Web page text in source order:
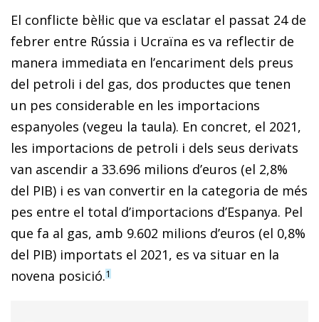
El conflicte bèl·lic que va esclatar el passat 24 de
febrer entre Rússia i Ucraïna es va reflectir de
manera immediata en l’encariment dels preus
del petroli i del gas, dos productes que tenen
un pes considerable en les importacions
espanyoles (vegeu la taula). En concret, el 2021,
les importacions de petroli i dels seus derivats
van ascendir a 33.696 milions d’euros (el 2,8%
del PIB) i es van convertir en la categoria de més
pes entre el total d’importacions d’Espanya. Pel
que fa al gas, amb 9.602 milions d’euros (el 0,8%
del PIB) importats el 2021, es va situar en la
novena posició.1